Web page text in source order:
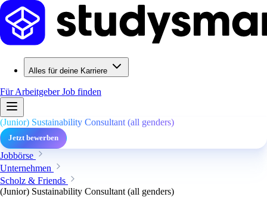
Alles für deine Karriere
Für ArbeitgeberJob finden
(Junior) Sustainability Consultant (all genders)
Jetzt bewerben
Jobbörse
Unternehmen
Scholz & Friends
(Junior) Sustainability Consultant (all genders)